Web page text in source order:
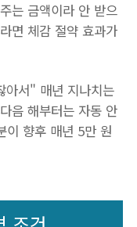
는 금액이라 안 받으
면 체감 절약 효과가
아서" 매년 지나치는
음 해부터는 자동 안
이 향후 매년 5만 원